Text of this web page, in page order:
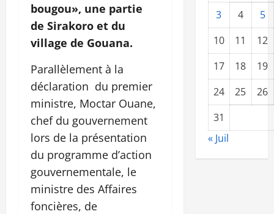
bougou», une partie
de Sirakoro et du
village de Gouana.
Parallèlement à la
déclaration du premier
ministre, Moctar Ouane,
chef du gouvernement
lors de la présentation
du programme d’action
gouvernementale, le
ministre des Affaires
foncières, de
3 4
5
10
11
12
17
18
19
24
25
26
31
« Juil